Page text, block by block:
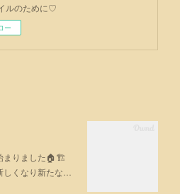
ルのために♡
ー
まりました🏠🏗
くなり新たな…